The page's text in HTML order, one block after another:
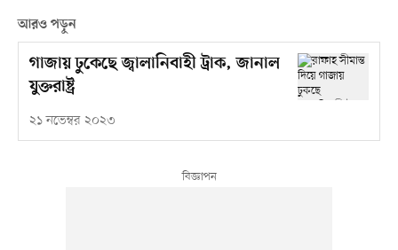
আরও পড়ুন
গাজায় ঢুকেছে জ্বালানিবাহী ট্রাক, জানাল
যুক্তরাষ্ট্র
২১ নভেম্বর ২০২৩